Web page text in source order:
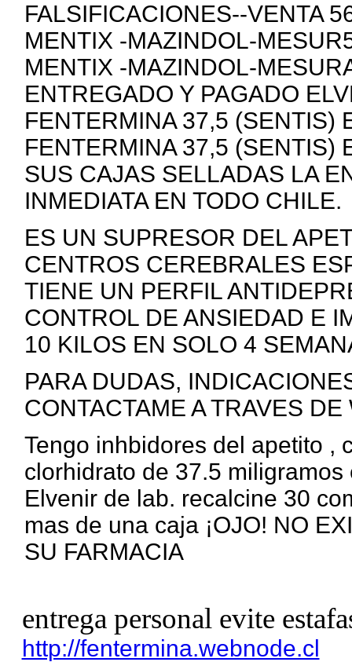
FALSIFICACIONES--VENTA
MENTIX -MAZINDOL-
MENTIX -MAZINDOL-
ENTREGADO Y PAGADO
FENTERMINA 37,5 (SENTIS)
FENTERMINA 37,5 (SENTIS)
SUS CAJAS SELLADAS LA
INMEDIATA EN TODO CHILE.
ES UN SUPRESOR DEL
CENTROS CEREBRALES
TIENE UN PERFIL
CONTROL DE ANSIEDAD E
10 KILOS EN SOLO 4
PARA DUDAS,
CONTACTAME A TRAVES
Tengo inhbidores del apetito ,
clorhidrato de 37.5
Elvenir de lab. recalcine 30
mas de una caja ¡OJO! NO
SU FARMACIA
entrega personal evite
http://fentermina.webnode.cl